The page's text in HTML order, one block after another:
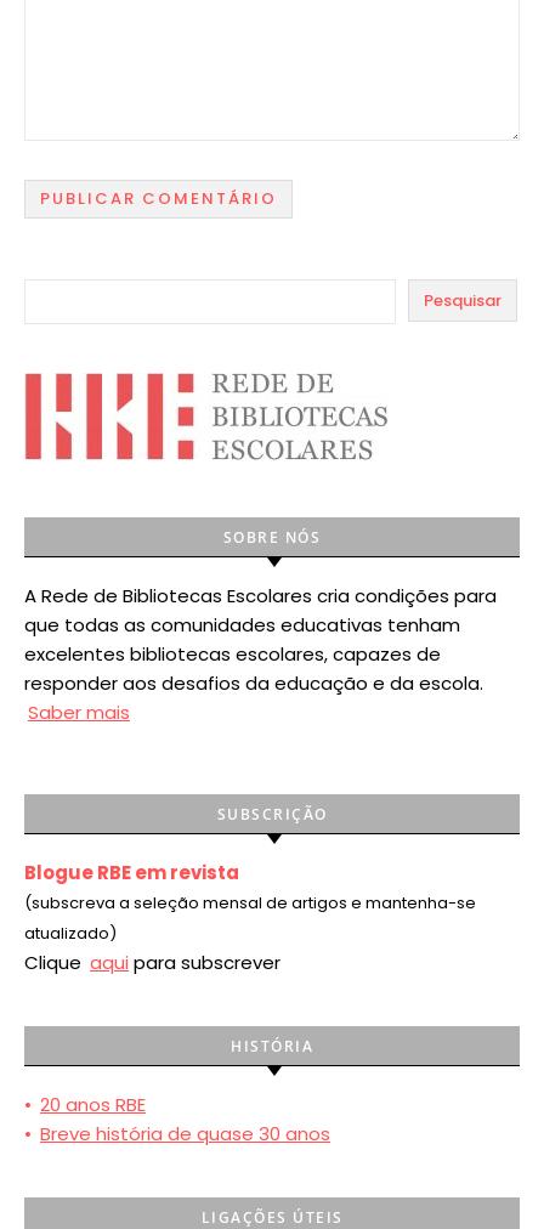
Pesquisar
SOBRE NÓS
A Rede de Bibliotecas Escolares cria condições para
que todas as comunidades educativas tenham
excelentes bibliotecas escolares, capazes de
responder aos desafios da educação e da escola.
Saber mais
SUBSCRIÇÃO
Blogue RBE em revista
(subscreva a seleção mensal de artigos e mantenha-se
atualizado)
Clique aqui para subscrever
HISTÓRIA
• 20 anos RBE
• Breve história de quase 30 anos
LIGAÇÕES ÚTEIS